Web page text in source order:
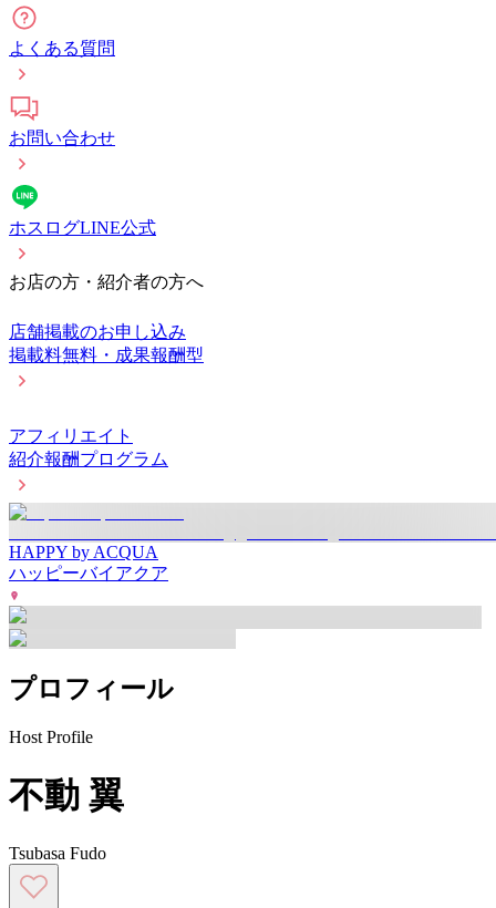
よくある質問
お問い合わせ
ホスログLINE公式
お店の方・紹介者の方へ
店舗掲載のお申し込み
掲載料無料・成果報酬型
アフィリエイト
紹介報酬プログラム
HAPPY by ACQUA
ハッピーバイアクア
プロフィール
Host Profile
不動 翼
Tsubasa Fudo